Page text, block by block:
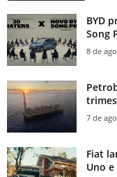
BYD
Song
8 de
7 de
Fiat
Uno